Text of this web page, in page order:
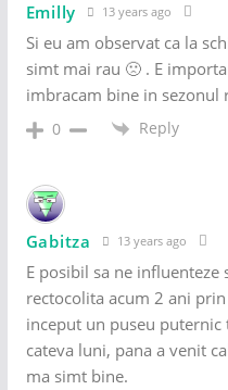
Emilly 13 years ago
Si eu am observat ca la
simt mai rau 🙁 . E
imbracam bine in sezonul
0 Reply
Gabitza 13 years ago
E posibil sa ne
rectocolita acum 2 ani
inceput un puseu
cateva luni, pana a venit
ma simt bine.